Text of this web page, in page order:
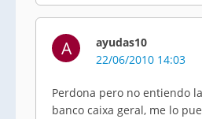
A
ayudas10
22/06/2010 14:03
Perdona pero no entiendo
banco caixa geral, me lo